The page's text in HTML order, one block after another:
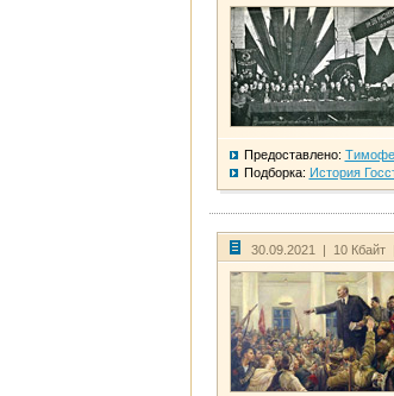
Предоставлено:
Подборка: История
30.09.2021 | 10 Кбайт